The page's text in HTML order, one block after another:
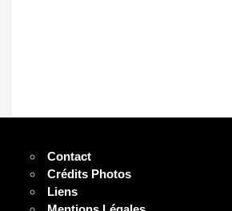
Contact
Crédits Photos
Liens